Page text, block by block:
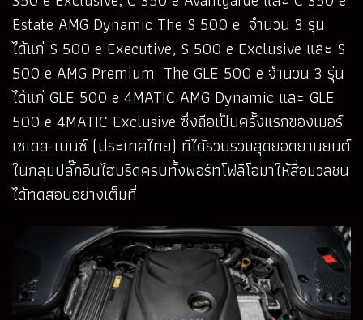
Estate AMG Dynamic The S 500 e จำนวน 3 รุ่น
ได้แก่ S 500 e Executive, S 500 e Exclusive และ S
500 e AMG Premium The GLE 500 e จำนวน 3 รุ่น
ได้แก่ GLE 500 e 4MATIC AMG Dynamic และ GLE
500 e 4MATIC Exclusive ซึ่งถือเป็นครั้งแรกของเมอร์
เซเดส-เบนซ์ (ประเทศไทย) ที่ได้รวบรวมสุดยอดยานยนต์
ในกลุ่มปลั๊กอินไฮบริดครบทั้งพอร์ทโฟลิโอมาให้สื่อมวลชน
ได้ทดสอบอย่างเต็มที่